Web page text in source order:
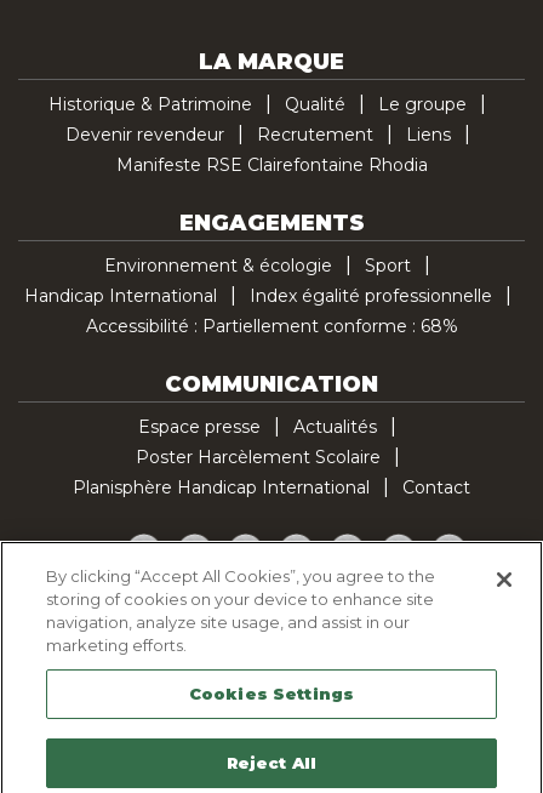
LA MARQUE
Historique & Patrimoine Qualité
Le groupe
Devenir revendeur
Recrutement
Liens
Manifeste RSE Clairefontaine Rhodia
ENGAGEMENTS
Environnement & écologie
Sport
Handicap International
Index égalité professionnelle
Accessibilité : Partiellement conforme : 68%
COMMUNICATION
Espace presse
Actualités
Poster Harcèlement Scolaire
Planisphère Handicap International
Contact
Facebook
TwitterYouTubePinterestInstagramLinkedInTikTok
Politique d'utilisation des cookies
Politique de confidentialité
Mentions légales
Plan du site
Contactez-nous
By clicking “Accept All Cookies”, you agree to the
storing of cookies on your device to enhance site
navigation, analyze site usage, and assist in our
marketing efforts.
Cookies Settings
Reject All